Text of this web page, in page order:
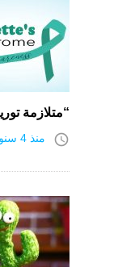
“متلازمة
access_time منذ 4 سنوات